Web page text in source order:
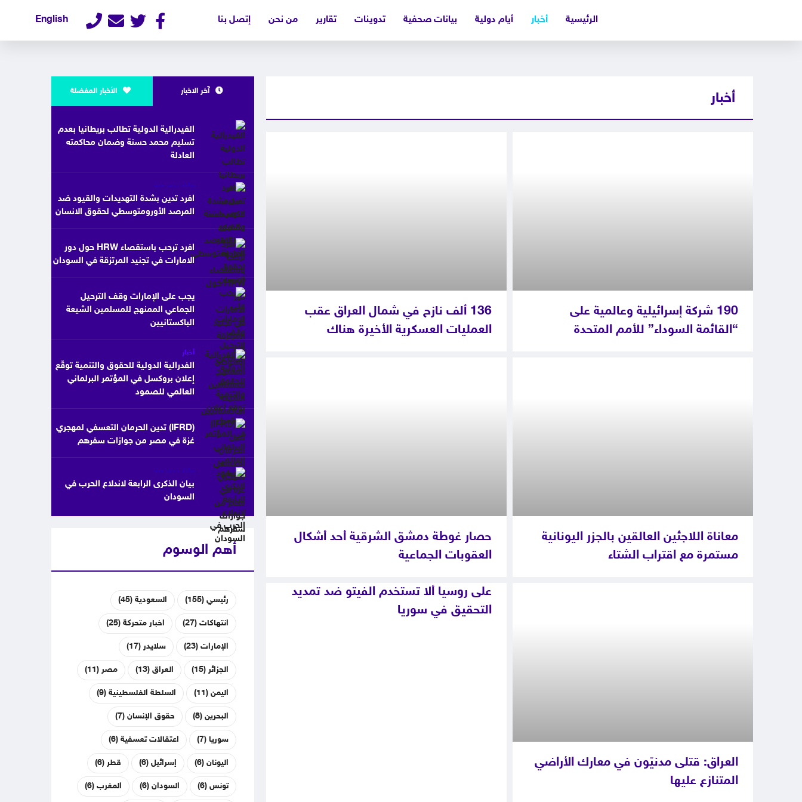
الرئيسية أخبار أيام دولية بيانات صحفية تدوينات تقارير من نحن إتصل بنا English
أخبار
190 شركة إسرائيلية وعالمية على
“القائمة السوداء” للأمم المتحدة
136 ألف نازح في شمال العراق عقب
العمليات العسكرية الأخيرة هناك
معاناة اللاجئين العالقين بالجزر اليونانية
مستمرة مع اقتراب الشتاء
حصار غوطة دمشق الشرقية أحد أشكال
العقوبات الجماعية
العراق: قتلى مدنيّون في معارك الأراضي
المتنازع عليها
على روسيا ألا تستخدم الفيتو ضد تمديد
التحقيق في سوريا
آخر الاخبار الأخبار المفضلة
الفيدرالية الدولية تطالب بريطانيا بعدم
تسليم محمد حسنة وضمان محاكمته
العادلة
بيانات صحفية
افرد تدين بشدة التهديدات والقيود ضد
المرصد الأورومتوسطي لحقوق الانسان
افرد ترحب باستقصاء HRW حول دور
الامارات في تجنيد المرتزقة في السودان
يجب على الإمارات وقف الترحيل
الجماعي الممنهج للمسلمين الشيعة
الباكستانيين
أخبار
الفدرالية الدولية للحقوق والتنمية توقّع
إعلان بروكسل في المؤتمر البرلماني
العالمي للصمود
(IFRD) تدين الحرمان التعسفي لمهجري
غزة في مصر من جوازات سفرهم
بيانات صحفية
بيان الذكرى الرابعة لاندلاع الحرب في
السودان
أهم الوسوم
رئيسي(155) السعودية(45)
انتهاكات(27) اخبار متحركة(25)
الإمارات(23) سلايدر (17)
الجزائر (15) العراق(13) مصر (11)
اليمن(11) السلطة الفلسطينية(9)
البحرين(8) حقوق الإنسان(7)
سوريا(7) اعتقالات تعسفية(6)
اليونان(6) إسرائيل(6) قطر (6)
تونس(6) السودان(6) المغرب(6)